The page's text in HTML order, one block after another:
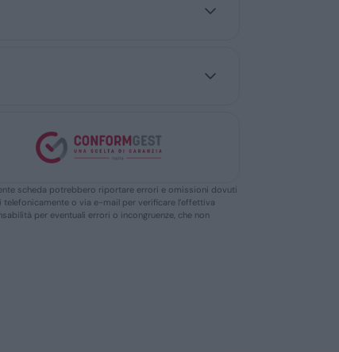
scheda potrebbero riportare errori e omissioni dovuti
o via e-mail per verificare l’effettiva
per eventuali errori o incongruenze, che non